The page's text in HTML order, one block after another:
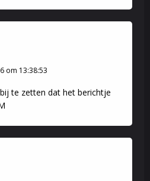
om 13:38:53
te zetten dat het berichtje